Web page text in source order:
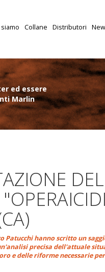
Collane Distributori
ed essere
Marlin
DEL
Patucchi hanno scritto un
precisa dell'attuale
e delle riforme necessarie